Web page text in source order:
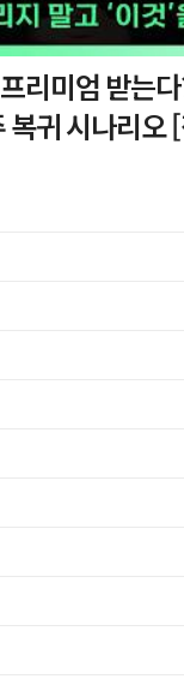
리미엄 받는
복귀 시나리오